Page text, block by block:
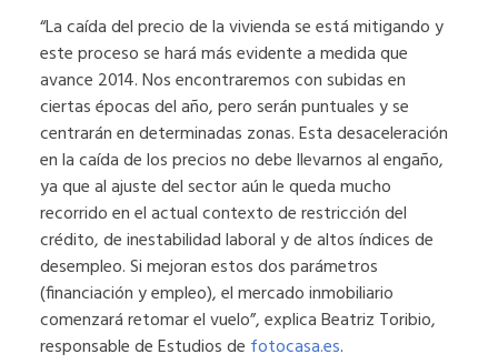
“La caída del precio de la vivienda se está mitigando y
este proceso se hará más evidente a medida que
avance 2014. Nos encontraremos con subidas en
ciertas épocas del año, pero serán puntuales y se
centrarán en determinadas zonas. Esta desaceleración
en la caída de los precios no debe llevarnos al engaño,
ya que al ajuste del sector aún le queda mucho
recorrido en el actual contexto de restricción del
crédito, de inestabilidad laboral y de altos índices de
desempleo. Si mejoran estos dos parámetros
(financiación y empleo), el mercado inmobiliario
comenzará retomar el vuelo”, explica Beatriz Toribio,
responsable de Estudios de fotocasa.es.